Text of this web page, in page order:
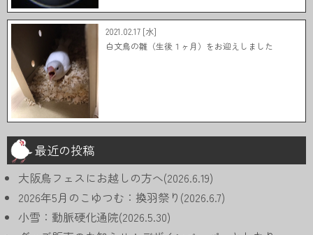
2021.02.17 [水]
白文鳥の雛（生後１ヶ月）をお迎えしました
最近の投稿
大阪鳥フェスにお越しの方へ(2026.6.19)
2026年5月のこゆつむ：換羽祭り(2026.6.7)
小雪：動脈硬化通院(2026.5.30)